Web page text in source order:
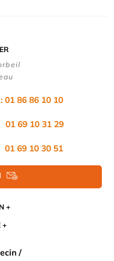
01 86 86 10 10
69 10 31 29
69 10 30 51
/